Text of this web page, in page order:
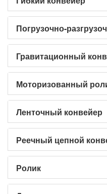
Погрузочно-
Гравитационный
Моторизованный
Ленточный конвейер
Реечный цепной
Ролик